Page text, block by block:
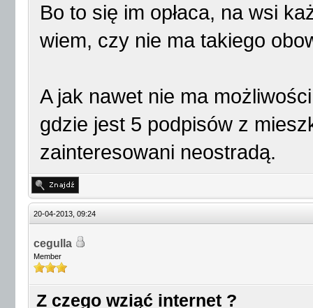
Bo to się im opłaca, na wsi
wiem, czy nie ma takiego
A jak nawet nie ma
gdzie jest 5 podpisów z
zainteresowani neostradą.
20-04-2013, 09:24
cegulla
Member
Z czego wziąć internet ?